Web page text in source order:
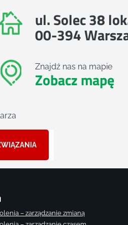
ul. Solec 38
00-394
Znajdź nas na mapie
Zobacz mapę
– zarządzanie zmianą